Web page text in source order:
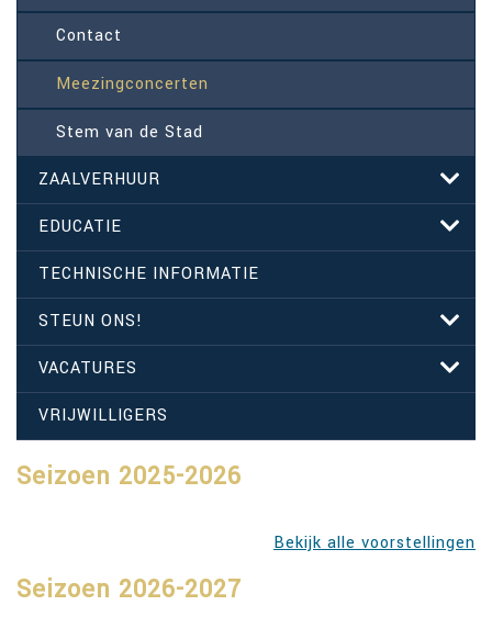
Contact
Meezingconcerten
Stem van de Stad
ZAALVERHUUR
EDUCATIE
TECHNISCHE INFORMATIE
STEUN ONS!
VACATURES
VRIJWILLIGERS
Seizoen 2025-2026
Bekijk alle voorstellingen
Seizoen 2026-2027